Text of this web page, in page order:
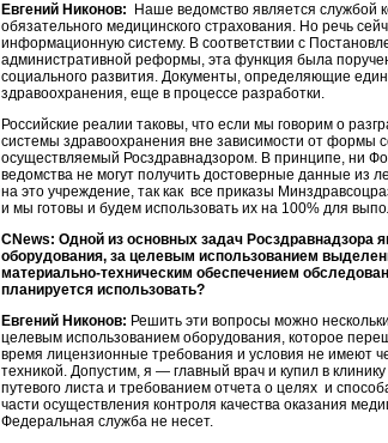
Евгений Никонов:
Наше ведомство является
обязательного медицинского страхования. Но речь
информационную систему. В соответствии с
административной реформы, эта функция была
социального развития. Документы, определяющие
здравоохранения, еще в процессе разработки.
Российские реалии таковы, что если мы говорим о
системы здравоохранения вне зависимости от формы
осуществляемый Росздравнадзором. В принципе, ни
ведомства не могут получить достоверные данные из
на это учреждение, так как все приказы
и мы готовы и будем использовать их на 100% для
CNews: Одной из основных задач Росздравнадзора
оборудования, за целевым использованием
материально-техническим обеспечением
планируется использовать?
Евгений Никонов: Решить эти вопросы можно
целевым использованием оборудования, которое
время лицензионные требования и условия не имеют
техникой. Допустим, я — главный врач и купил в
путевого листа и требованием отчета о целях и
части осуществления контроля качества оказания
Федеральная служба не несет.